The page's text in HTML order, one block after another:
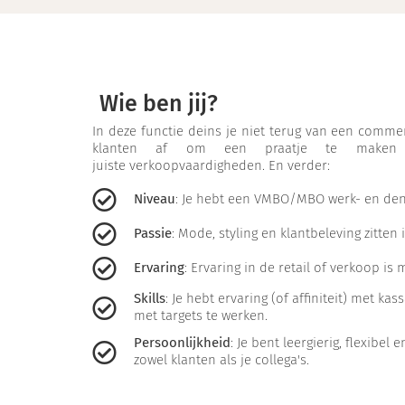
Wie ben jij?
In deze functie deins je niet terug van een
klanten af om een praatje te
juiste verkoopvaardigheden. En verder:
Niveau: Je hebt een VMBO/MBO werk- en
Passie: Mode, styling en klantbeleving zitten
Ervaring: Ervaring in de retail of verkoop is
Skills: Je hebt ervaring (of affiniteit) met
met targets te werken.
Persoonlijkheid: Je bent leergierig, flexibel
zowel klanten als je collega's.